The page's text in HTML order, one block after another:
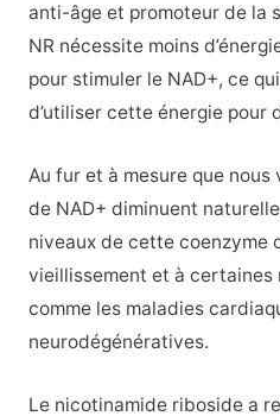
anti-âge et promoteur de la
NR nécessite moins
pour stimuler le NAD+, ce
d’utiliser cette énergie pour
Au fur et à mesure que
de NAD+ diminuent
niveaux de cette coenzyme
vieillissement et à certaines
comme les maladies
neurodégénératives.
Le nicotinamide riboside a